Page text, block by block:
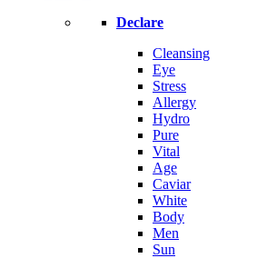
Declare
Cleansing
Eye
Stress
Allergy
Hydro
Pure
Vital
Age
Caviar
White
Body
Men
Sun